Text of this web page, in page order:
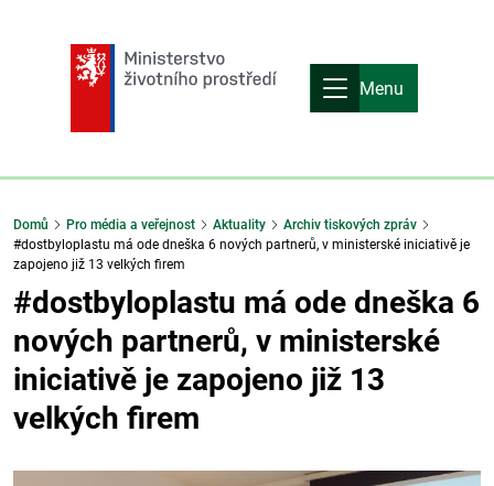
Menu
Domů Pro média a veřejnost Aktuality
Archiv tiskových zpráv
#dostbyloplastu má ode dneška 6 nových partnerů, v ministerské iniciativě je
zapojeno již 13 velkých firem
#dostbyloplastu má ode dneška 6
nových partnerů, v ministerské
iniciativě je zapojeno již 13
velkých firem